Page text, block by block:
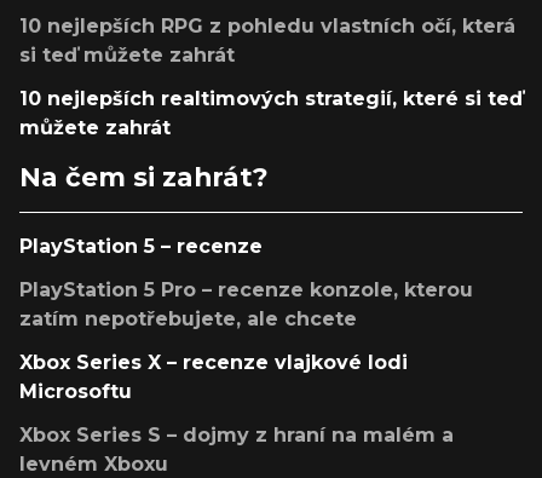
10 nejlepších RPG z pohledu vlastních očí, která
si teď můžete zahrát
10 nejlepších realtimových strategií, které si teď
můžete zahrát
Na čem si zahrát?
PlayStation 5 – recenze
PlayStation 5 Pro – recenze konzole, kterou
zatím nepotřebujete, ale chcete
Xbox Series X – recenze vlajkové lodi
Microsoftu
Xbox Series S – dojmy z hraní na malém a
levném Xboxu